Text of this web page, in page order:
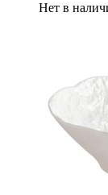
Нет в